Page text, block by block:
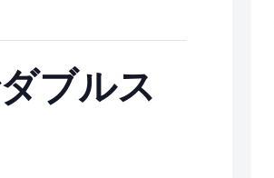
ブルス